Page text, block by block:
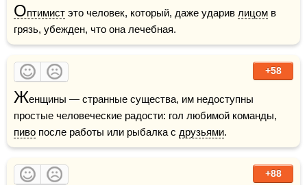
Оптимист это человек, который, даже ударив лицом в
грязь, убежден, что она лечебная.
+58
Женщины — странные существа, им недоступны
пиво после работы или рыбалка с друзьями.
+88